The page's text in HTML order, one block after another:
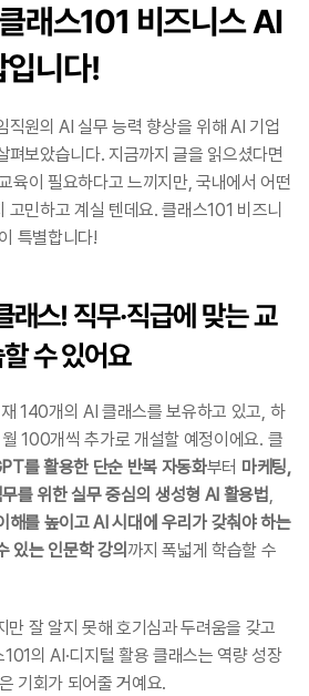
래스101 비즈니스 AI
입니다!
직원의 AI 실무 능력 향상을 위해 AI 기업
펴보았습니다. 지금까지 글을 읽으셨다면
육이 필요하다고 느끼지만, 국내에서 어떤
고민하고 계실 텐데요. 클래스101 비즈니
특별합니다!
스! 직무·직급에 맞는 교
수 있어요
140개의 AI 클래스를 보유하고 있고, 하
100개씩 추가로 개설할 예정이에요. 클
를 활용한 단순 반복 자동화부터 마케팅,
를 위한 실무 중심의 생성형 AI 활용법,
해를 높이고 AI 시대에 우리가 갖춰야 하는
있는 인문학 강의 까지 폭넓게 학습할 수
만 잘 알지 못해 호기심과 두려움을 갖고
의 AI·디지털 활용 클래스는 역량 성장
기회가 되어줄 거예요.